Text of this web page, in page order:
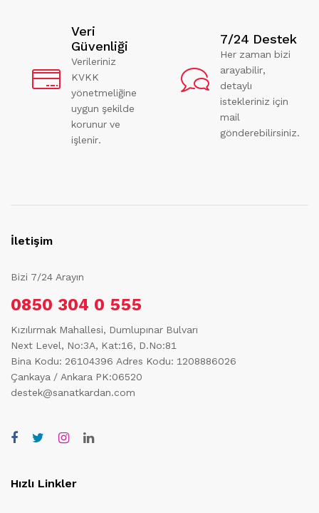
Veri
Güvenliği
Verileriniz
KVKK
yönetmeliğine
uygun şekilde
korunur ve
işlenir.
7/24 Destek
Her zaman bizi
arayabilir,
detaylı
istekleriniz için
mail
gönderebilirsiniz.
İletişim
Bizi 7/24 Arayın
0850 304 0 555
Kızılırmak Mahallesi, Dumlupınar Bulvarı
Next Level, No:3A, Kat:16, D.No:81
Bina Kodu: 26104396 Adres Kodu: 1208886026
Çankaya / Ankara PK:06520
destek@sanatkardan.com
Hızlı Linkler